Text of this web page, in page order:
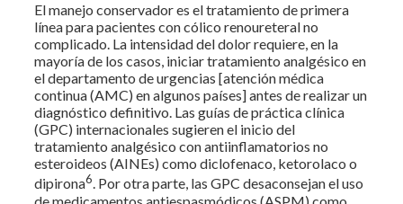
El manejo conservador es el tratamiento de primera
línea para pacientes con cólico renoureteral no
complicado. La intensidad del dolor requiere, en la
mayoría de los casos, iniciar tratamiento analgésico en
el departamento de urgencias [atención médica
continua (AMC) en algunos países] antes de realizar un
diagnóstico definitivo. Las guías de práctica clínica
(GPC) internacionales sugieren el inicio del
tratamiento analgésico con antiinflamatorios no
esteroideos (AINEs) como diclofenaco, ketorolaco o
dipirona6. Por otra parte, las GPC desaconsejan el uso